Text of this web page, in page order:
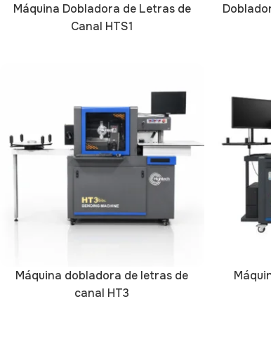
Máquina Dobladora de Letras de
Canal HTS1
Máquina dobladora de letras de
canal HT3